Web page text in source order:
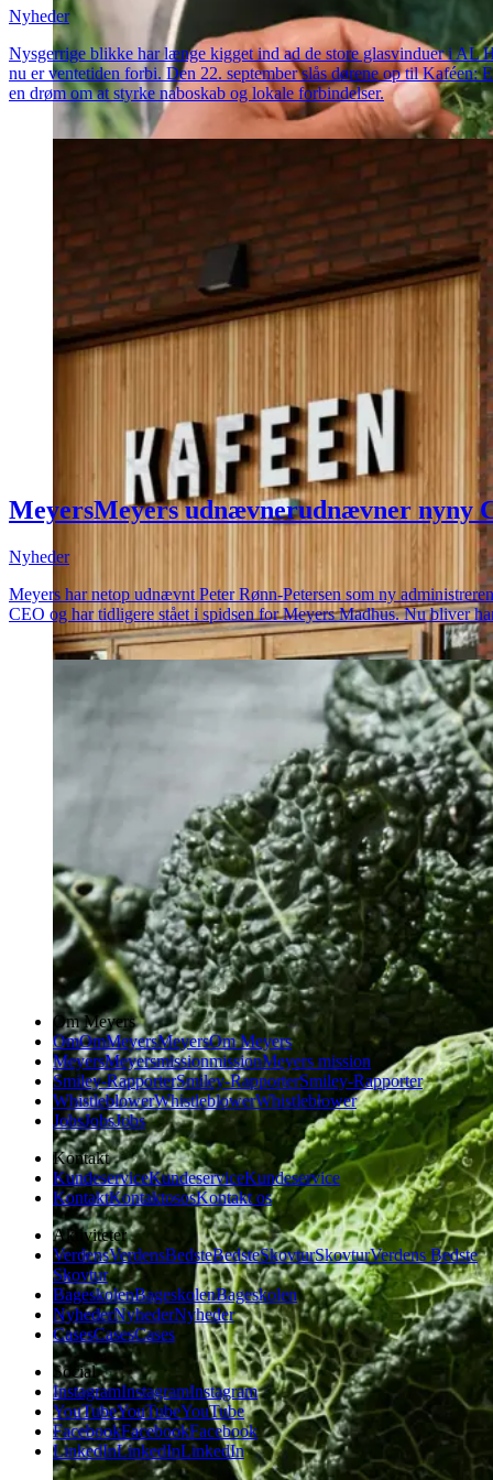
Nyheder
Nysgerrige blikke har længe kigget ind ad de store glasvinduer i AL
nu er ventetiden forbi. Den 22. september slås dørene op til
en drøm om at styrke naboskab og lokale forbindelser.
MeyersMeyers udnævnerudnævner nyny
Nyheder
Meyers har netop udnævnt Peter Rønn-Petersen som ny
CEO og har tidligere stået i spidsen for Meyers Madhus. Nu bliver
Om Meyers
OmOmMeyersMeyersOm Meyers
MeyersMeyersmissionmissionMeyers mission
Smiley-RapporterSmiley-RapporterSmiley-Rapporter
WhistleblowerWhistleblowerWhistleblower
JobsJobsJobs
Kontakt
KundeserviceKundeserviceKundeservice
KontaktKontaktososKontakt os
Aktiviteter
VerdensVerdensBedsteBedsteSkovturSkovturVerdens Bedste
Skovtur
BageskolenBageskolenBageskolen
NyhederNyhederNyheder
CasesCasesCases
Social
InstagramInstagramInstagram
YouTubeYouTubeYouTube
FacebookFacebookFacebook
LinkedInLinkedInLinkedIn